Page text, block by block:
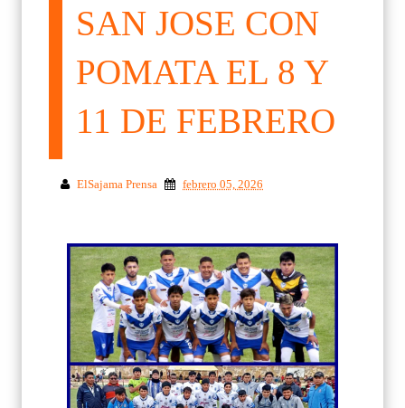
SAN JOSE CON
POMATA EL 8 Y
11 DE FEBRERO
ElSajama Prensa febrero 05, 2026